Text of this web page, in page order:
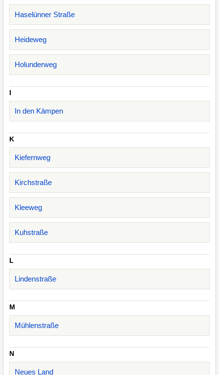
Haselünner Straße
Heideweg
Holunderweg
I
In den Kämpen
K
Kiefernweg
Kirchstraße
Kleeweg
Kuhstraße
L
Lindenstraße
M
Mühlenstraße
N
Neues Land